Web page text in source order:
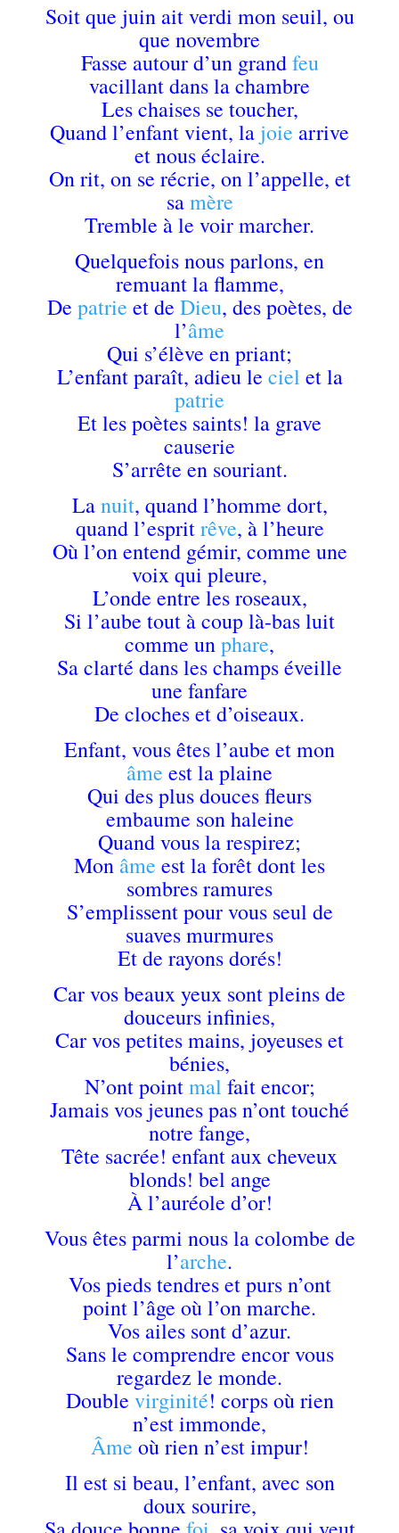
Soit que juin ait verdi mon seuil, ou
que novembre
Fasse autour d’un grandfeu
vacillant dans la chambre
Les chaises se toucher,
Quand l’enfant vient, la joie arrive
et nous éclaire.
On rit, on se récrie, on l’appelle, et
samère
Tremble à le voir marcher.
Quelquefois nous parlons, en
remuant la flamme,
De patrie et de Dieu, des poètes, de
l’âme
Qui s’élève en priant;
L’enfant paraît, adieu le ciel et la
patrie
Et les poètes saints! la grave
causerie
S’arrête en souriant.
Lanuit, quand l’homme dort,
quand l’espritrêve, à l’heure
Où l’on entend gémir, comme une
voix qui pleure,
L’onde entre les roseaux,
Si l’aube tout à coup là-bas luit
comme unphare,
Sa clarté dans les champs éveille
une fanfare
De cloches et d’oiseaux.
Enfant, vous êtes l’aube et mon
âme est la plaine
Qui des plus douces fleurs
embaume son haleine
Quand vous la respirez;
Mon âme est la forêt dont les
sombres ramures
S’emplissent pour vous seul de
suaves murmures
Et de rayons dorés!
Car vos beaux yeux sont pleins de
douceurs infinies,
Car vos petites mains, joyeuses et
bénies,
N’ont pointmal fait encor;
Jamais vos jeunes pas n’ont touché
notre fange,
Tête sacrée! enfant aux cheveux
blonds! bel ange
À l’auréole d’or!
Vous êtes parmi nous la colombe de
l’arche.
Vos pieds tendres et purs n’ont
point l’âge où l’on marche.
Vos ailes sont d’azur.
Sans le comprendre encor vous
regardez le monde.
Double virginité! corps où rien
n’est immonde,
Âme où rien n’est impur!
Il est si beau, l’enfant, avec son
doux sourire,